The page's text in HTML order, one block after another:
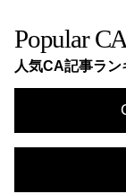
Popular
人気CA記事ラン